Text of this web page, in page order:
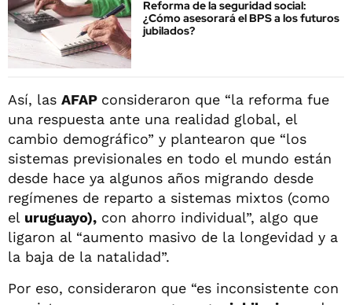
Reforma de la seguridad social:
¿Cómo asesorará el BPS a los futuros
jubilados?
Así, las AFAP consideraron que “la reforma fue
una respuesta ante una realidad global, el
cambio demográfico” y plantearon que “los
sistemas previsionales en todo el mundo están
desde hace ya algunos años migrando desde
regímenes de reparto a sistemas mixtos (como
el uruguayo), con ahorro individual”, algo que
ligaron al “aumento masivo de la longevidad y a
la baja de la natalidad”.
Por eso, consideraron que “es inconsistente con